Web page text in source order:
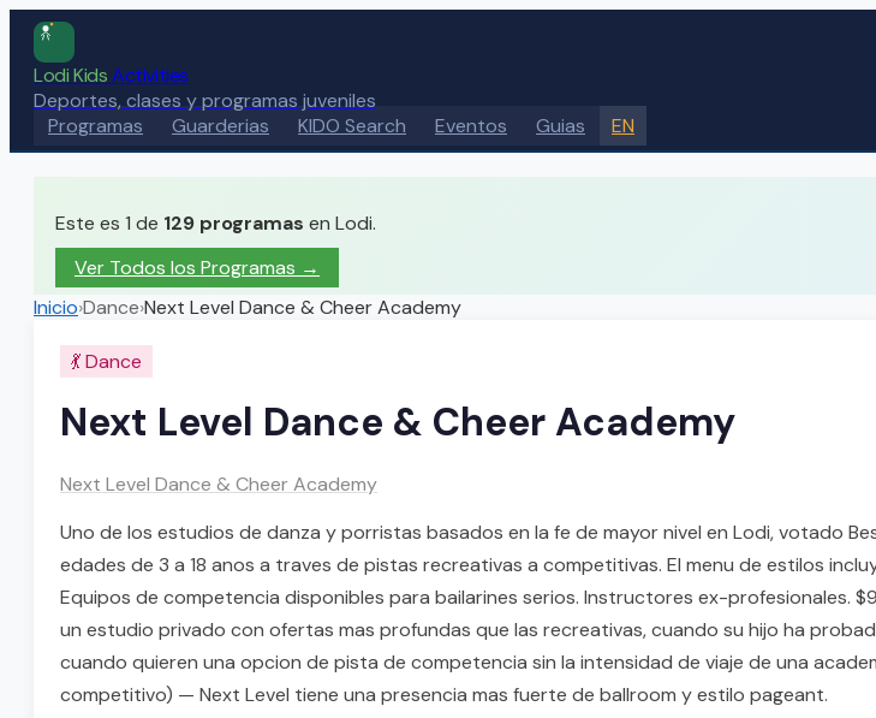
Lodi KidsActivities
Deportes, clases y programas juveniles
Programas
Guarderias KIDO Search Eventos Guias EN
Este es 1 de 129 programas en Lodi.
Ver Todos los Programas →
Inicio›Dance›Next Level Dance & Cheer Academy
💃Dance
Next Level Dance & Cheer Academy
Next Level Dance & Cheer Academy
Uno de los estudios de danza y porristas basados en la fe de mayor nivel en Lodi, votado
edades de 3 a 18 anos a traves de pistas recreativas a competitivas. El menu de estilos
Equipos de competencia disponibles para bailarines serios. Instructores ex-profesionales.
un estudio privado con ofertas mas profundas que las recreativas, cuando su hijo ha
cuando quieren una opcion de pista de competencia sin la intensidad de viaje de una
competitivo) — Next Level tiene una presencia mas fuerte de ballroom y estilo pageant.